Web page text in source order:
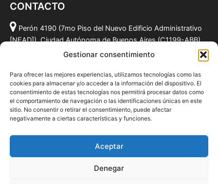
Gestionar consentimiento
Para ofrecer las mejores experiencias, utilizamos tecnologías como las
cookies para almacenar y/o acceder a la información del dispositivo. El
consentimiento de estas tecnologías nos permitirá procesar datos como
el comportamiento de navegación o las identificaciones únicas en este
sitio. No consentir o retirar el consentimiento, puede afectar
negativamente a ciertas características y funciones.
Aceptar
Denegar
CONTACTO
Perón 4190 (7mo Piso del Nuevo Edificio Administrativo
[NEAD]), Ciudad Autónoma de Buenos Aires (C1199-ABB),
info@fundacionmf.org.ar
Politica de privacidad